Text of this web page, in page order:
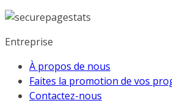
Entreprise
À propos de nous
Faites la promotion de vos
Contactez-nous